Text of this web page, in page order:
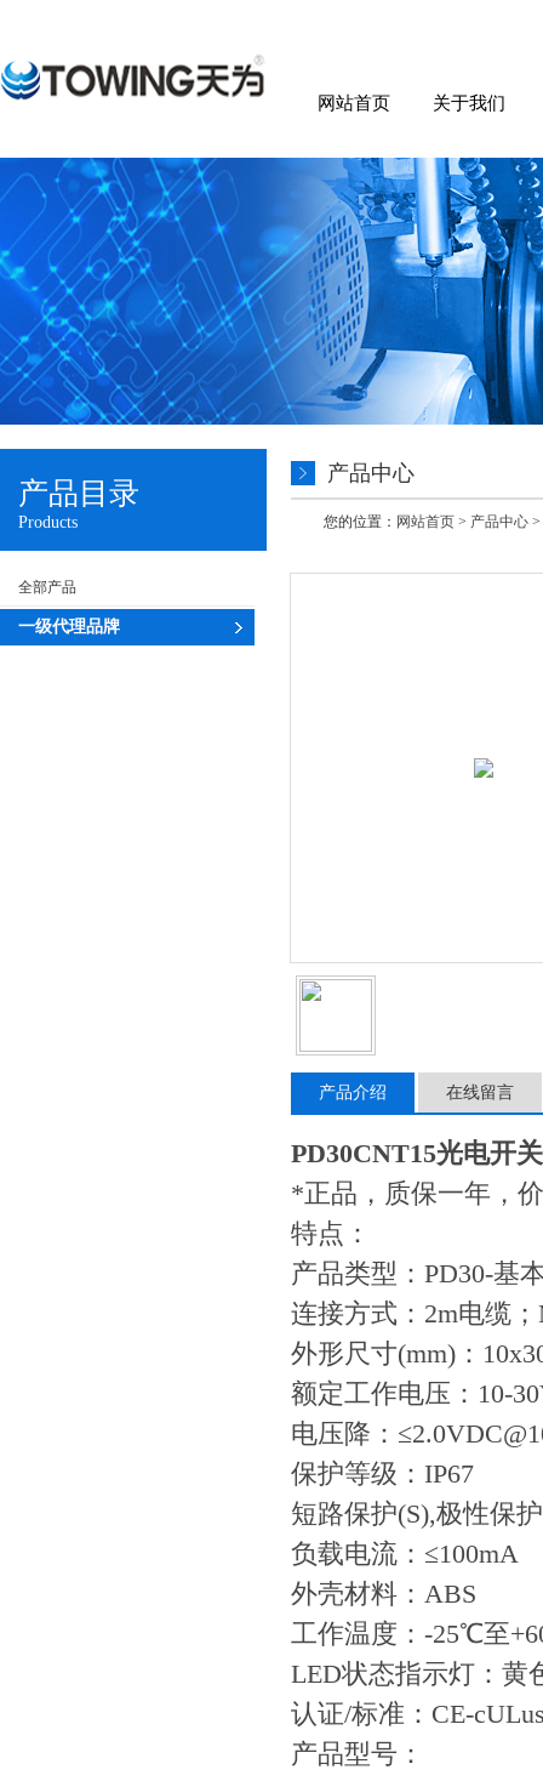
网站首页 关于我们
产品目录
Products
全部产品
一级代理品牌
产品中心
您的位置： 网站首页 > 产品中心 >
产品介绍 在线留言
PD30CNT15光电开
*正品，质保一年，
特点：
产品类型：PD30-基
连接方式：2m电缆
外形尺寸(mm)：
额定工作电压：10-
电压降：
保护等级：IP67
短路保护(S),极性保
负载电流：≤100mA
外壳材料：ABS
工作温度：-25℃至
LED状态指示灯：黄
认证/标准：CE-
产品型号：